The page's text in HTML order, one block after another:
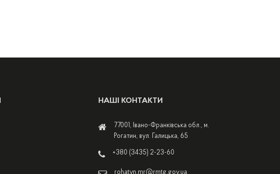
НАШІ КОНТАКТИ
77001, Івано-Франківська обл., м.
Рогатин, вул. Галицька, 65
+380 (3435) 2-23-60
rohatyn.mr@rmtg.gov.ua